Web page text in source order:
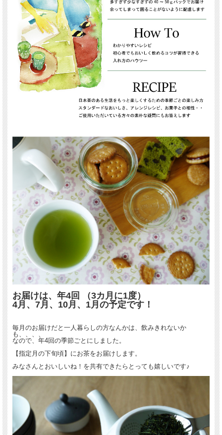
お届けは、年4回 （3カ月に1度）
4月、7月、10月、1月の予定です！
毎月のお届けだと一人暮らしの方なんかは、飲みきれないか
も、、、、
なので、年4回の季節ごとにしました。
【指定月の下旬頃】にお茶をお届けします。
みなさんとおいしいね！を共有できたらとっても嬉しいです♪